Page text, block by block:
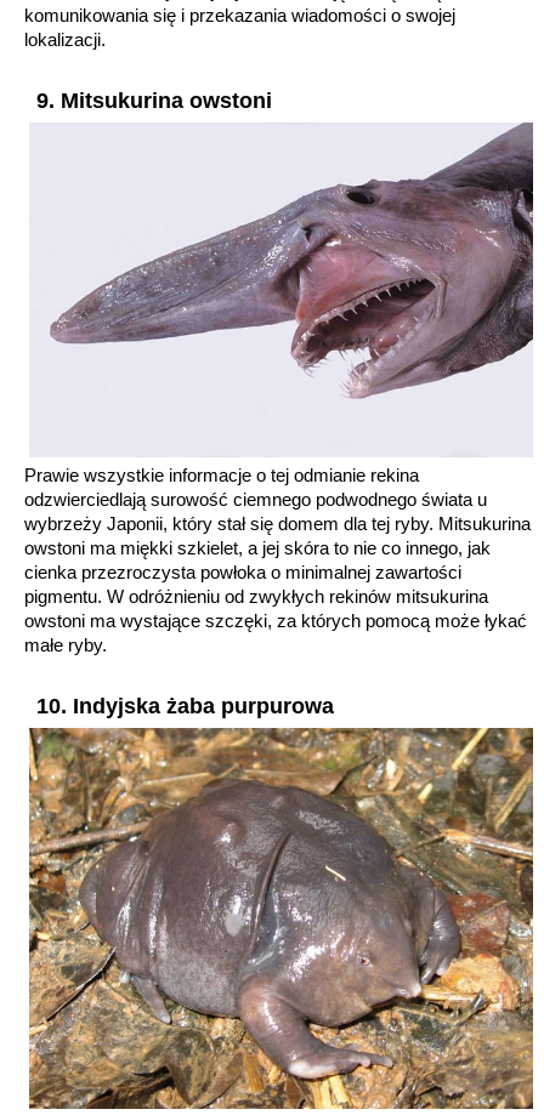
komunikowania się i przekazania wiadomości o swojej
lokalizacji.
9. Mitsukurina owstoni
Prawie wszystkie informacje o tej odmianie rekina
odzwierciedlają surowość ciemnego podwodnego świata u
wybrzeży Japonii, który stał się domem dla tej ryby. Mitsukurina
owstoni ma miękki szkielet, a jej skóra to nie co innego, jak
cienka przezroczysta powłoka o minimalnej zawartości
pigmentu. W odróżnieniu od zwykłych rekinów mitsukurina
owstoni ma wystające szczęki, za których pomocą może łykać
małe ryby.
10. Indyjska żaba purpurowa